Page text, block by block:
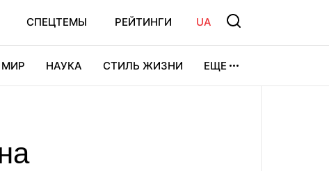
СПЕЦТЕМЫ РЕЙТИНГИ UA
МИР НАУКА СТИЛЬ ЖИЗНИ ЕЩЕ